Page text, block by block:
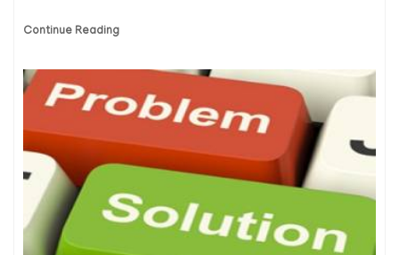
Continue Reading